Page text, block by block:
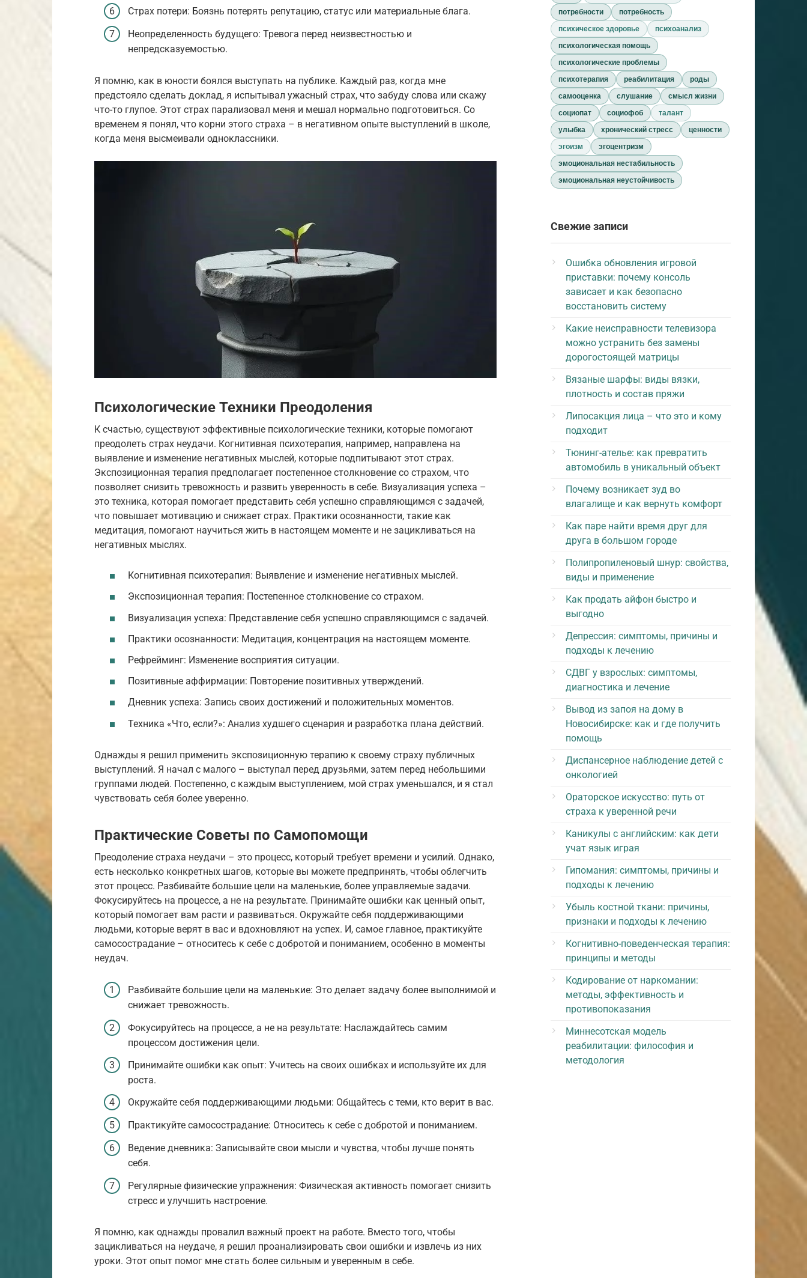
Страх потери: Боязнь потерять репутацию, статус или материальные блага.
Неопределенность будущего: Тревога перед неизвестностью и
непредсказуемостью.
Я помню, как в юности боялся выступать на публике. Каждый раз, когда мне
предстояло сделать доклад, я испытывал ужасный страх, что забуду слова или скажу
что-то глупое. Этот страх парализовал меня и мешал нормально подготовиться. Со
временем я понял, что корни этого страха – в негативном опыте выступлений в школе,
когда меня высмеивали одноклассники.
Психологические Техники Преодоления
К счастью, существуют эффективные психологические техники, которые помогают
преодолеть страх неудачи. Когнитивная психотерапия, например, направлена на
выявление и изменение негативных мыслей, которые подпитывают этот страх.
Экспозиционная терапия предполагает постепенное столкновение со страхом, что
позволяет снизить тревожность и развить уверенность в себе. Визуализация успеха –
это техника, которая помогает представить себя успешно справляющимся с задачей,
что повышает мотивацию и снижает страх. Практики осознанности, такие как
медитация, помогают научиться жить в настоящем моменте и не зацикливаться на
негативных мыслях.
Когнитивная психотерапия: Выявление и изменение негативных мыслей.
Экспозиционная терапия: Постепенное столкновение со страхом.
Визуализация успеха: Представление себя успешно справляющимся с задачей.
Практики осознанности: Медитация, концентрация на настоящем моменте.
Рефрейминг: Изменение восприятия ситуации.
Позитивные аффирмации: Повторение позитивных утверждений.
Дневник успеха: Запись своих достижений и положительных моментов.
Техника «Что, если?»: Анализ худшего сценария и разработка плана действий.
Однажды я решил применить экспозиционную терапию к своему страху публичных
выступлений. Я начал с малого – выступал перед друзьями, затем перед небольшими
группами людей. Постепенно, с каждым выступлением, мой страх уменьшался, и я стал
чувствовать себя более уверенно.
Практические Советы по Самопомощи
Преодоление страха неудачи – это процесс, который требует времени и усилий. Однако,
есть несколько конкретных шагов, которые вы можете предпринять, чтобы облегчить
этот процесс. Разбивайте большие цели на маленькие, более управляемые задачи.
Фокусируйтесь на процессе, а не на результате. Принимайте ошибки как ценный опыт,
который помогает вам расти и развиваться. Окружайте себя поддерживающими
людьми, которые верят в вас и вдохновляют на успех. И, самое главное, практикуйте
самосострадание – относитесь к себе с добротой и пониманием, особенно в моменты
неудач.
Разбивайте большие цели на маленькие: Это делает задачу более выполнимой и
снижает тревожность.
Фокусируйтесь на процессе, а не на результате: Наслаждайтесь самим
процессом достижения цели.
Принимайте ошибки как опыт: Учитесь на своих ошибках и используйте их для
роста.
Окружайте себя поддерживающими людьми: Общайтесь с теми, кто верит в вас.
Практикуйте самосострадание: Относитесь к себе с добротой и пониманием.
Ведение дневника: Записывайте свои мысли и чувства, чтобы лучше понять
себя.
Регулярные физические упражнения: Физическая активность помогает снизить
стресс и улучшить настроение.
Я помню, как однажды провалил важный проект на работе. Вместо того, чтобы
зацикливаться на неудаче, я решил проанализировать свои ошибки и извлечь из них
уроки. Этот опыт помог мне стать более сильным и уверенным в себе.
потребности
потребность
психическое здоровье
психоанализ
психологическая помощь
психологические проблемы
психотерапия
реабилитация
роды
самооценка
слушание
смысл жизни
социопат
социофоб
талант
улыбка
хронический стресс
ценности
эгоизм
эгоцентризм
эмоциональная нестабильность
эмоциональная неустойчивость
Свежие записи
Ошибка обновления игровой
приставки: почему консоль
зависает и как безопасно
восстановить систему
Какие неисправности телевизора
можно устранить без замены
дорогостоящей матрицы
Вязаные шарфы: виды вязки,
плотность и состав пряжи
Липосакция лица – что это и кому
подходит
Тюнинг-ателье: как превратить
автомобиль в уникальный объект
Почему возникает зуд во
влагалище и как вернуть комфорт
Как паре найти время друг для
друга в большом городе
Полипропиленовый шнур: свойства,
виды и применение
Как продать айфон быстро и
выгодно
Депрессия: симптомы, причины и
подходы к лечению
СДВГ у взрослых: симптомы,
диагностика и лечение
Вывод из запоя на дому в
Новосибирске: как и где получить
помощь
Диспансерное наблюдение детей с
онкологией
Ораторское искусство: путь от
страха к уверенной речи
Каникулы с английским: как дети
учат язык играя
Гипомания: симптомы, причины и
подходы к лечению
Убыль костной ткани: причины,
признаки и подходы к лечению
Когнитивно-поведенческая терапия:
принципы и методы
Кодирование от наркомании:
методы, эффективность и
противопоказания
Миннесотская модель
реабилитации: философия и
методология